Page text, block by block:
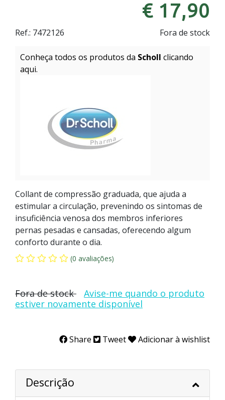
€ 17,90
Fora de stock
Ref.: 7472126
Conheça todos os produtos da Scholl clicando
aqui.
Collant de compressão graduada, que ajuda a
estimular a circulação, prevenindo os sintomas de
insuficiência venosa dos membros inferiores
pernas pesadas e cansadas, oferecendo algum
conforto durante o dia.
(0 avaliações)
Fora de stock
Avise-me quando o produto
estiver novamente disponível
Share Tweet Adicionar à wishlist
Descrição